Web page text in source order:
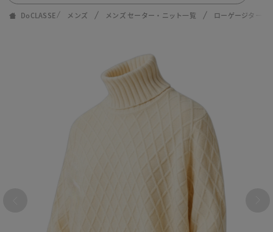
DoCLASSE メンズ メンズ セーター・ニット一覧 ローゲージタート